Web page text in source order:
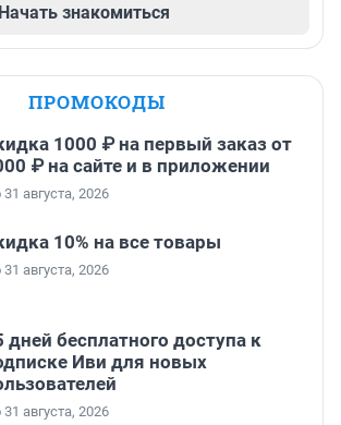
Начать знакомиться
ПРОМОКОДЫ
1000 ₽ на первый заказ от
₽ на сайте и в приложении
августа, 2026
10% на все товары
августа, 2026
дней бесплатного доступа к
Иви для новых
августа, 2026